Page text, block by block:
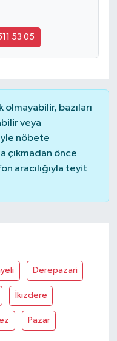
53 05
bazıları
veya
nöbete
çıkmadan önce
aracılığıyla teyit
Derepazari
İkizdere
Pazar